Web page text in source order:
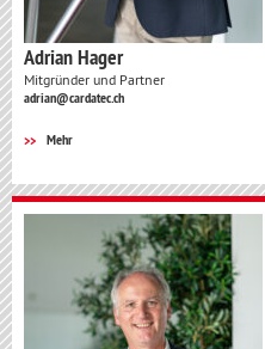
Adrian Hager
Mitgründer und Partner
adrian@cardatec.ch
Mehr